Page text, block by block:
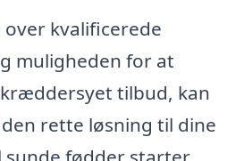
kvalificerede
muligheden for at
tilbud, kan
rette løsning til dine